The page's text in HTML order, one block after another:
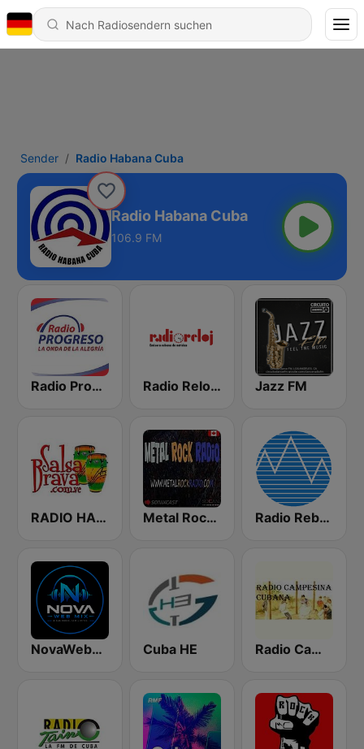
Sender Radio Habana Cuba
Radio Habana Cuba
106.9 FM
Radio Progreso 90.3 FM Radio Reloj 950 AM Jazz FM
RADIO HABANA SON CUBA Metal Rock Radio Radio Rebelde FM
NovaWebMix Cuba HE Radio Campesina Cubana